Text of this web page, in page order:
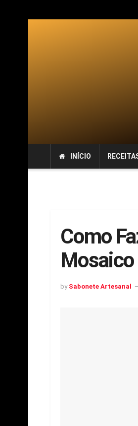
INÍCIO
Como
Mosaico
by Sabonete Artesanal